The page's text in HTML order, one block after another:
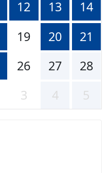
12 13
14
19 20
21
26 27
28
3 4 5